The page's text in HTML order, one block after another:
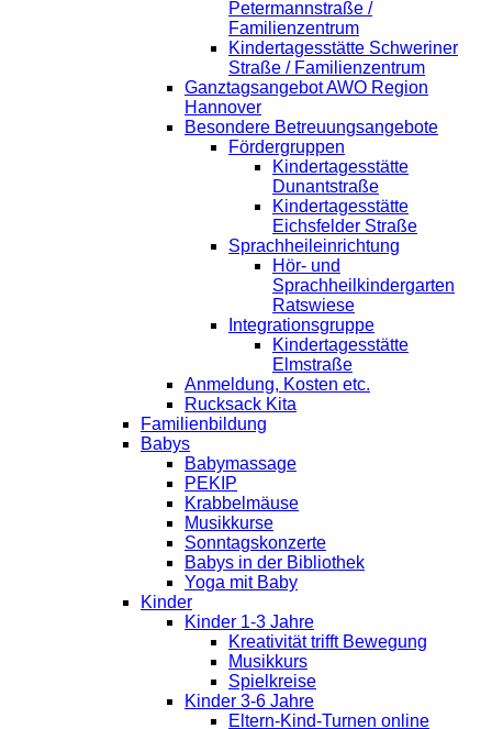
Petermannstraße /
Familienzentrum
Kindertagesstätte Schweriner
Straße / Familienzentrum
Ganztagsangebot AWO Region
Hannover
Besondere Betreuungsangebote
Fördergruppen
Kindertagesstätte
Dunantstraße
Kindertagesstätte
Eichsfelder Straße
Sprachheileinrichtung
Hör- und
Sprachheilkindergarten
Ratswiese
Integrationsgruppe
Kindertagesstätte
Elmstraße
Anmeldung, Kosten etc.
Rucksack Kita
Familienbildung
Babys
Babymassage
PEKIP
Krabbelmäuse
Musikkurse
Sonntagskonzerte
Babys in der Bibliothek
Yoga mit Baby
Kinder
Kinder 1-3 Jahre
Kreativität trifft Bewegung
Musikkurs
Spielkreise
Kinder 3-6 Jahre
Eltern-Kind-Turnen online